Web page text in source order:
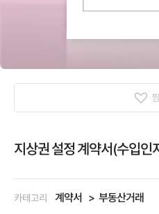
지상권 설정 계약서(수입인
카테고리 계약서 부동산거래